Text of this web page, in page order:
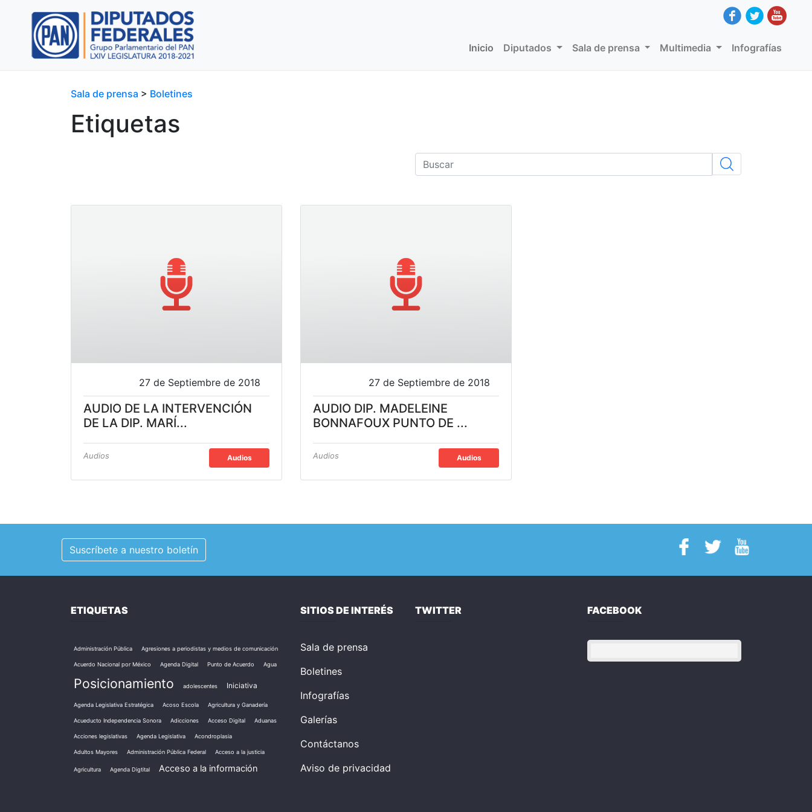
Inicio (current)
Diputados Sala de prensa Multimedia Infografías
Sala de prensa > Boletines
Etiquetas
27 de Septiembre de 2018
AUDIO DE LA INTERVENCIÓN
DE LA DIP. MARÍ...
Audios Audios
27 de Septiembre de 2018
AUDIO DIP. MADELEINE
BONNAFOUX PUNTO DE ...
Audios Audios
Suscríbete a nuestro boletín
ETIQUETAS
Administración Pública Agresiones a periodistas y medios de comunicación
Acuerdo Nacional por México Agenda Digital Punto de Acuerdo Agua
Posicionamiento adolescentes Iniciativa
Agenda Legislativa Estratégica Acoso Escola Agricultura y Ganadería
Acueducto Independencia Sonora Adicciones Acceso Digital Aduanas
Acciones legislativas Agenda Legislativa Acondroplasia
Adultos Mayores Administración Pública Federal Acceso a la justicia
Agricultura Agenda Digtital Acceso a la información
SITIOS DE INTERÉS
Sala de prensa
Boletines
Infografías
Galerías
Contáctanos
Aviso de privacidad
TWITTER FACEBOOK